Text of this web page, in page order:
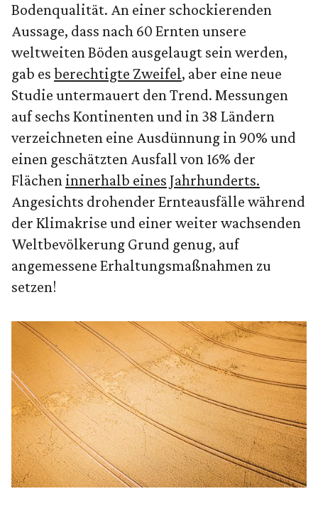
Bodenqualität. An einer schockierenden
Aussage, dass nach 60 Ernten unsere
weltweiten Böden ausgelaugt sein werden,
gab es berechtigte Zweifel, aber eine neue
Studie untermauert den Trend. Messungen
auf sechs Kontinenten und in 38 Ländern
verzeichneten eine Ausdünnung in 90% und
einen geschätzten Ausfall von 16% der
Flächen innerhalb eines Jahrhunderts.
Angesichts drohender Ernteausfälle während
der Klimakrise und einer weiter wachsenden
Weltbevölkerung Grund genug, auf
angemessene Erhaltungsmaßnahmen zu
setzen!